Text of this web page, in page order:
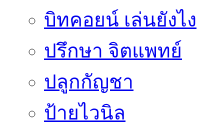
บิทคอยน์ เล่นยังไง
ปรึกษา จิตแพทย์
ปลูกกัญชา
ป้ายไวนิล